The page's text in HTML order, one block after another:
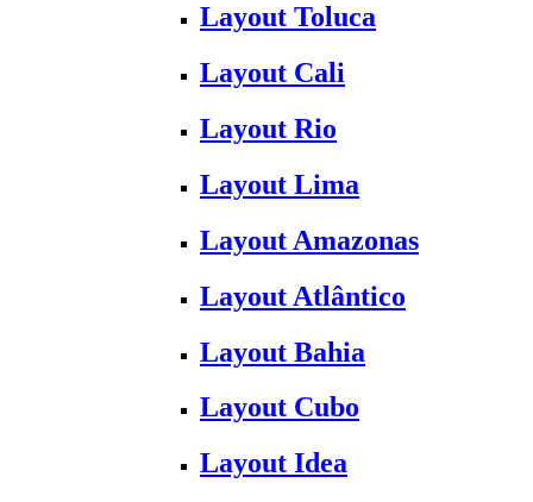
Layout Toluca
Layout Cali
Layout Rio
Layout Lima
Layout Amazonas
Layout Atlântico
Layout Bahia
Layout Cubo
Layout Idea